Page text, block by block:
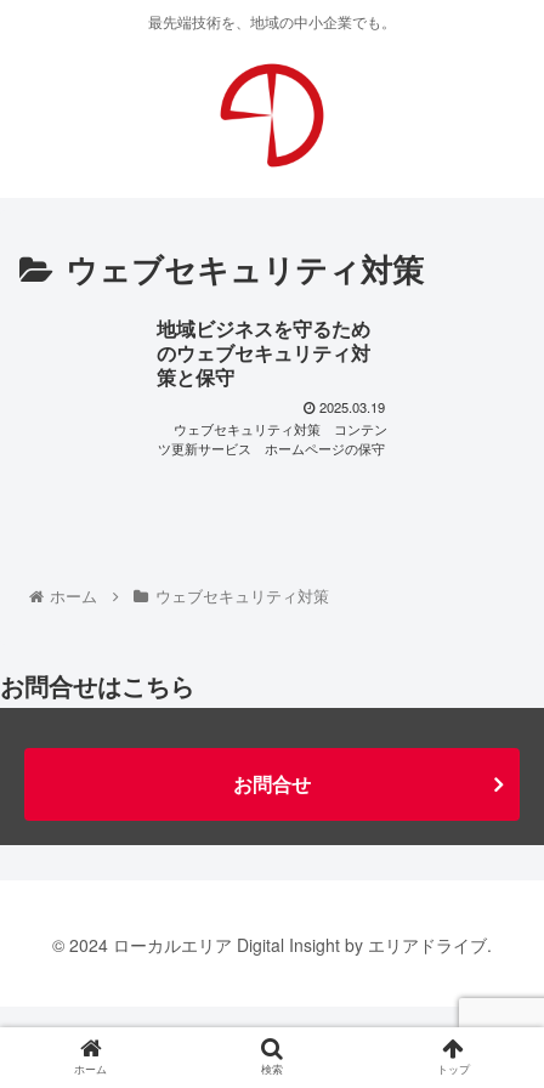
最先端技術を、地域の中小企業でも。
ウェブセキュリティ対策
地域ビジネスを守るため
のウェブセキュリティ対
策と保守
2025.03.19
ウェブセキュリティ対策
コンテン
ツ更新サービス
ホームページの保守
ホーム ウェブセキュリティ対策
お問合せはこちら
お問合せ
© 2024 ローカルエリア Digital Insight by エリアドライブ.
ホーム 検索 トップ